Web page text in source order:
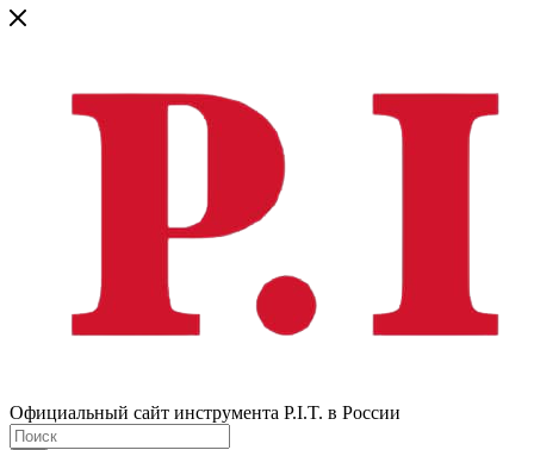
Официальный сайт инструмента P.I.T. в России